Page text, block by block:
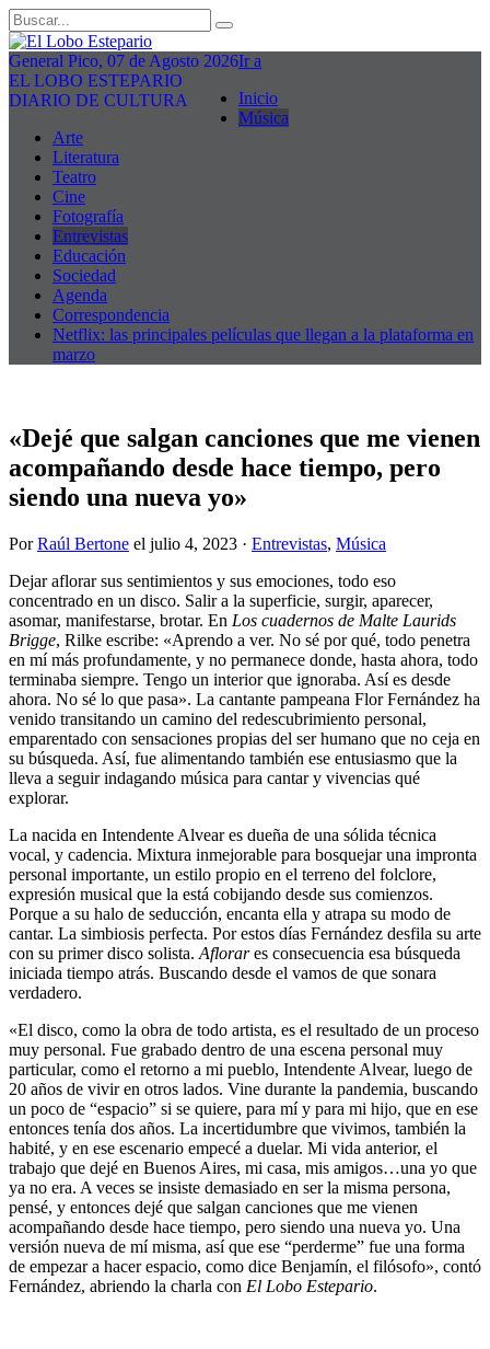
General Pico, 07 de Agosto 2026
EL LOBO ESTEPARIO
DIARIO DE CULTURA
Ir a
Inicio
Música
Arte
Literatura
Teatro
Cine
Fotografía
Entrevistas
Educación
Sociedad
Agenda
Correspondencia
Netflix: las principales películas que llegan a la plataforma en
marzo
«Dejé que salgan canciones que me vienen
acompañando desde hace tiempo, pero
siendo una nueva yo»
PorRaúl Bertone el julio 4, 2023 · Entrevistas, Música
Dejar aflorar sus sentimientos y sus emociones, todo eso
concentrado en un disco. Salir a la superficie, surgir, aparecer,
asomar, manifestarse, brotar. En Los cuadernos de Malte Laurids
Brigge, Rilke escribe: «Aprendo a ver. No sé por qué, todo penetra
en mí más profundamente, y no permanece donde, hasta ahora, todo
terminaba siempre. Tengo un interior que ignoraba. Así es desde
ahora. No sé lo que pasa». La cantante pampeana Flor Fernández ha
venido transitando un camino del redescubrimiento personal,
emparentado con sensaciones propias del ser humano que no ceja en
su búsqueda. Así, fue alimentando también ese entusiasmo que la
lleva a seguir indagando música para cantar y vivencias qué
explorar.
La nacida en Intendente Alvear es dueña de una sólida técnica
vocal, y cadencia. Mixtura inmejorable para bosquejar una impronta
personal importante, un estilo propio en el terreno del folclore,
expresión musical que la está cobijando desde sus comienzos.
Porque a su halo de seducción, encanta ella y atrapa su modo de
cantar. La simbiosis perfecta. Por estos días Fernández desfila su arte
con su primer disco solista. Aflorares consecuencia esa búsqueda
iniciada tiempo atrás. Buscando desde el vamos de que sonara
verdadero.
«El disco, como la obra de todo artista, es el resultado de un proceso
muy personal. Fue grabado dentro de una escena personal muy
particular, como el retorno a mi pueblo, Intendente Alvear, luego de
20 años de vivir en otros lados. Vine durante la pandemia, buscando
un poco de “espacio” si se quiere, para mí y para mi hijo, que en ese
entonces tenía dos años. La incertidumbre que vivimos, también la
habité, y en ese escenario empecé a duelar. Mi vida anterior, el
trabajo que dejé en Buenos Aires, mi casa, mis amigos…una yo que
ya no era. A veces se insiste demasiado en ser la misma persona,
pensé, y entonces dejé que salgan canciones que me vienen
acompañando desde hace tiempo, pero siendo una nueva yo. Una
versión nueva de mí misma, así que ese “perderme” fue una forma
de empezar a hacer espacio, como dice Benjamín, el filósofo», contó
Fernández, abriendo la charla con El Lobo Estepario.